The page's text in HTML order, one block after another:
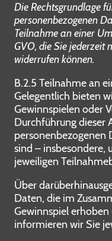
Die Rechtsgrundlage
personenbezogenen
Teilnahme an einer
GVO, die Sie jederzeit
widerrufen können.
B.2.5 Teilnahme an
Gelegentlich bieten
Gewinnspielen oder
Durchführung dieser
personenbezogenen
sind – insbesondere,
jeweiligen
Über
Daten, die im
Gewinnspiel
informieren wir Sie